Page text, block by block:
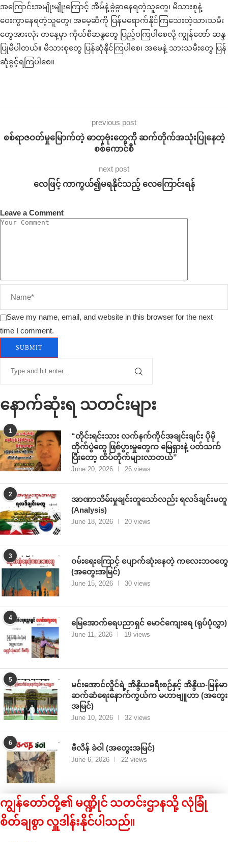
အကြောင်းအမျိုးမျိုးကြောင့် အိမ်နဲ့ခွဲခွာနေရတဲ့သူတွေ၊ မိသားစုနဲ့
ဝေးကွာနေရတဲ့သူတွေ၊ အမေ့ဆီကို ပြန်မရောက်နိုင်ကြသေးတဲ့သားသမီး
တွေအားလုံး တနေ့မှာ ကိုယ်စီဆန္ဒတွေ ပြည့်ဝကြပါစေလို့ ကျွန်တော် ဆန္ဒ
ပြုမိပါတယ်။ မိသားစုတွေ ပြန်ဆုံနိုင်ကြပါစေ၊ အမေနဲ့ သားသမီးတွေ ပြန်
ဆုံခွင့်ရကြပါစေ။
previous post
စစ်ရာဇဝတ်မှုမြောက်တဲ့ ဓာတုဗုံးတွေကို ဆက်တိုက်အသုံးပြုနေတဲ့
စစ်ကောင်စီ
next post
လေဖြင့် ကာကွယ်၍မရနိုင်သည့် လေကြောင်းရန်
Leave a Comment
Save my name, email, and website in this browser for the next
time I comment.
နောက်ဆုံးရ သတင်းများ
1
“တိုင်းရင်းသား လက်နက်ကိုင်အချင်းချင်း ပိုမို
တိုက်ပွဲတွေ ဖြစ်ပွားမှုတွေက မြေရှားနဲ့ ပတ်သက်
ပြီးတော့ ထိပ်တိုက်များလာတယ်”
June 20, 2026 26 views
2
အာဏာသိမ်းမှုချင်းတူသော်လည်း ရလဒ်ချင်းမတူ
(Analysis)
June 18, 2026 20 views
3
ဝမ်းရေးကြောင့် ပျောက်ဆုံးနေတဲ့ ကလေးဘဝတွေ
(အတွေးအမြင်)
June 15, 2026 30 views
4
မြေအောက်ရေပညာရှင် မောင်ကျေးရေ (ရုပ်ပုံလွှာ)
June 11, 2026 19 views
5
မင်းအောင်လှိုင်ရဲ့ အိန္ဒိယခရီးစဉ်နှင့် အိန္ဒိယ-မြန်မာ
ဆက်ဆံရေးနောက်ကွယ်က မဟာဗျူဟာ (အတွေး
အမြင်)
June 10, 2026 32 views
6
ဗီလိန် ခဲဝါ (အတွေးအမြင်)
June 6, 2026 22 views
ကျွန်တော်တို့၏ မဏ္ဍိုင် သတင်းဌာနသို့ လုံခြုံ
စိတ်ချစွာ လှူဒါန်းနိုင်ပါသည်။